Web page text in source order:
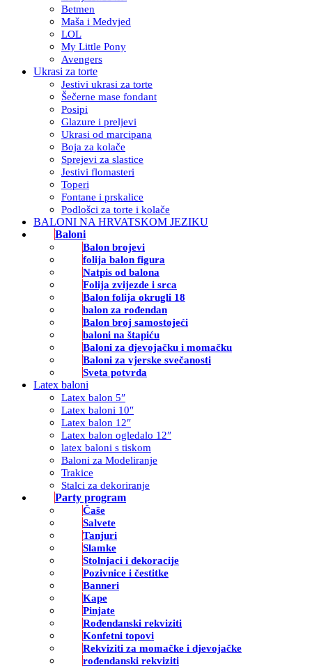
Betmen
Maša i Medvjed
LOL
My Little Pony
Avengers
Ukrasi za torte
Jestivi ukrasi za torte
Šečerne mase fondant
Posipi
Glazure i preljevi
Ukrasi od marcipana
Boja za kolače
Sprejevi za slastice
Jestivi flomasteri
Toperi
Fontane i prskalice
Podlošci za torte i kolače
BALONI NA HRVATSKOM JEZIKU
Baloni
Balon brojevi
folija balon figura
Natpis od balona
Folija zvijezde i srca
Balon folija okrugli 18
balon za rođendan
Balon broj samostojeći
baloni na štapiću
Baloni za djevojačku i momačku
Baloni za vjerske svečanosti
Sveta potvrda
Latex baloni
Latex balon 5″
Latex baloni 10″
Latex balon 12″
Latex balon ogledalo 12″
latex baloni s tiskom
Baloni za Modeliranje
Trakice
Stalci za dekoriranje
Party program
Čaše
Salvete
Tanjuri
Slamke
Stolnjaci i dekoracije
Pozivnice i čestitke
Banneri
Kape
Pinjate
Rođendanski rekviziti
Konfetni topovi
Rekviziti za momačke i djevojačke
rođendanski rekviziti